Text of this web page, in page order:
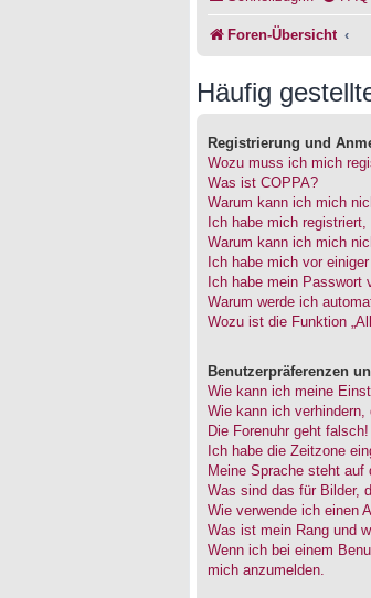
Foren-Übersicht
Häufig
Registrierung und
Wozu muss ich mich
Was ist COPPA?
Warum kann ich mich
Ich habe mich
Warum kann ich mich
Ich habe mich vor
Ich habe mein Passwort
Warum werde ich
Wozu ist die Funktion
Benutzerpräferenzen
Wie kann ich meine
Wie kann ich
Die Forenuhr geht falsch!
Ich habe die Zeitzone
Meine Sprache steht auf
Was sind das für Bilder,
Wie verwende ich einen
Was ist mein Rang und
Wenn ich bei einem
mich anzumelden.